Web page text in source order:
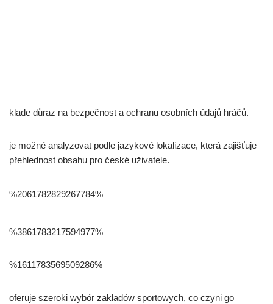
klade důraz na bezpečnost a ochranu osobních údajů hráčů.
je možné analyzovat podle jazykové lokalizace, která zajišťuje
přehlednost obsahu pro české uživatele.
%2061782829267784%
%3861783217594977%
%1611783569509286%
oferuje szeroki wybór zakładów sportowych, co czyni go